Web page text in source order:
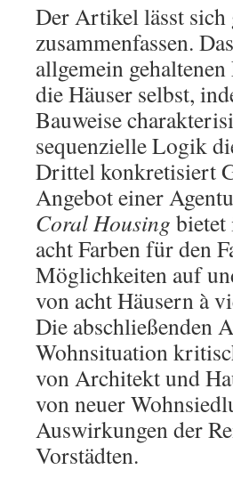
Der Artikel lässt
zusammenfassen.
allgemein
die Häuser selbst,
Bauweise
sequenzielle Logik
Drittel konkretisiert
Angebot einer
Coral Housing bietet
acht Farben für den
Möglichkeiten auf
von acht Häusern à
Die abschließenden
Wohnsituation
von Architekt und
von neuer
Auswirkungen der
Vorstädten.